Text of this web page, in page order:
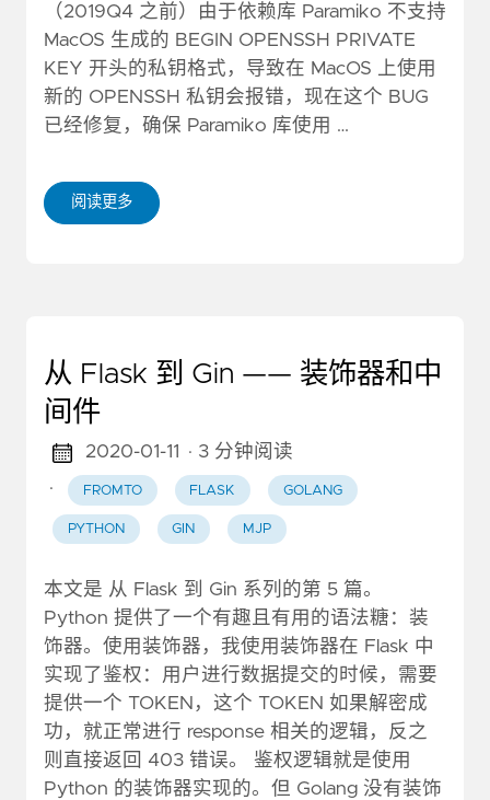
（2019Q4 之前）由于依赖库 Paramiko 不支持
MacOS 生成的 BEGIN OPENSSH PRIVATE
KEY 开头的私钥格式，导致在 MacOS 上使用
新的 OPENSSH 私钥会报错，现在这个 BUG
已经修复，确保 Paramiko 库使用 …
阅读更多
从 Flask 到 Gin —— 装饰器和中
间件
2020-01-11
· 3 分钟阅读
·
FROMTO FLASK GOLANG
PYTHON GIN MJP
本文是 从 Flask 到 Gin 系列的第 5 篇。
Python 提供了一个有趣且有用的语法糖：装
饰器。使用装饰器，我使用装饰器在 Flask 中
实现了鉴权：用户进行数据提交的时候，需要
提供一个 TOKEN，这个 TOKEN 如果解密成
功，就正常进行 response 相关的逻辑，反之
则直接返回 403 错误。 鉴权逻辑就是使用
Python 的装饰器实现的。但 Golang 没有装饰